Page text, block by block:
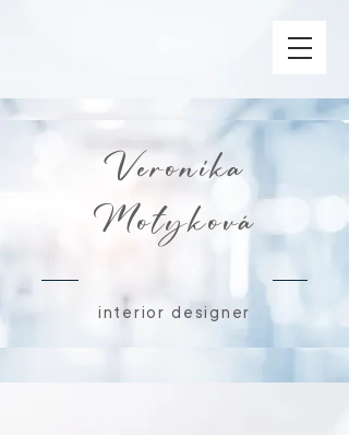
Veronika
Motyková
interior designer